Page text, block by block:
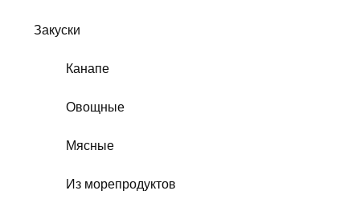
Закуски
Канапе
Овощные
Мясные
Из морепродуктов